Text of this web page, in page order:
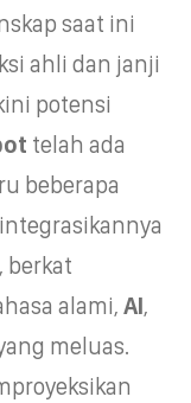
saat ini
ahli dan janji
potensi
telah ada
beberapa
berkat
alami, AI,
meluas.